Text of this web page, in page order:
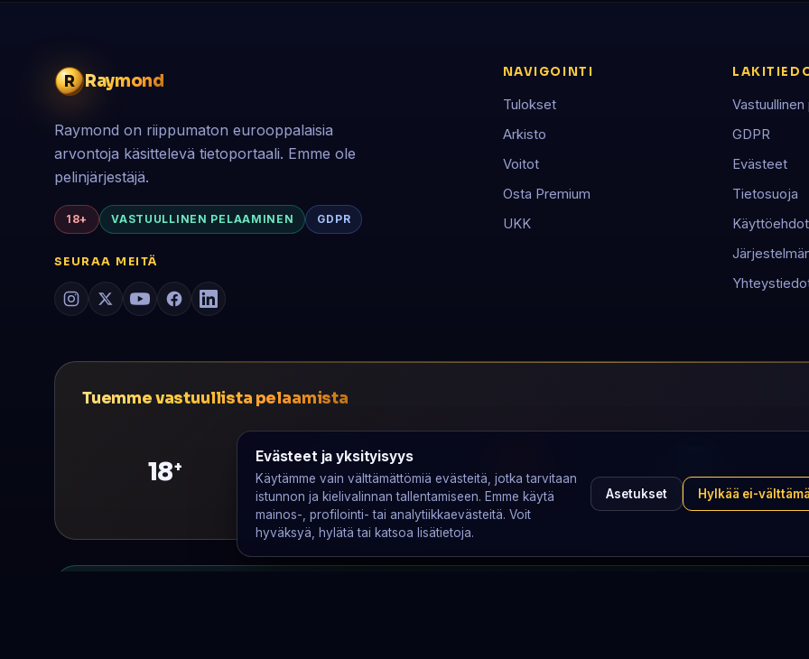
R Raymond
Raymond on riippumaton eurooppalaisia
arvontoja käsittelevä tietoportaali. Emme ole
pelinjärjestäjä.
18+ VASTUULLINEN PELAAMINEN GDPR
SEURAA MEITÄ
NAVIGOINTI
Tulokset
Arkisto
Voitot
Osta Premium
UKK
GDPR
Evästeet
Tietosuoja
Käyttöehdot
Tuemme vastuullista pelaamista
18+
GamCare GambleAware GAMSTOP
Evästeet ja yksityisyys
Käytämme vain välttämättömiä evästeitä, jotka tarvitaan
istunnon ja kielivalinnan tallentamiseen. Emme käytä
mainos-, profilointi- tai analytiikkaevästeitä. Voit
hyväksyä, hylätä tai katsoa lisätietoja.
Asetukset Hylkää ei-